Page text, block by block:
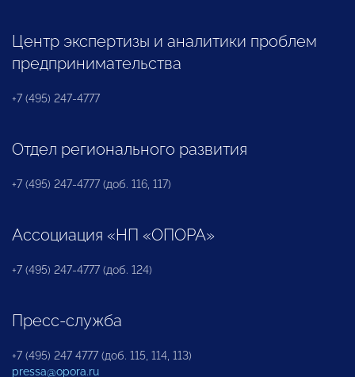
Центр экспертизы и аналитики проблем
предпринимательства
+7 (495) 247-4777
Отдел регионального развития
+7 (495) 247-4777 (доб. 116, 117)
Ассоциация «НП «ОПОРА»
+7 (495) 247-4777 (доб. 124)
Пресс-служба
+7 (495) 247 4777 (доб. 115, 114, 113)
pressa@opora.ru